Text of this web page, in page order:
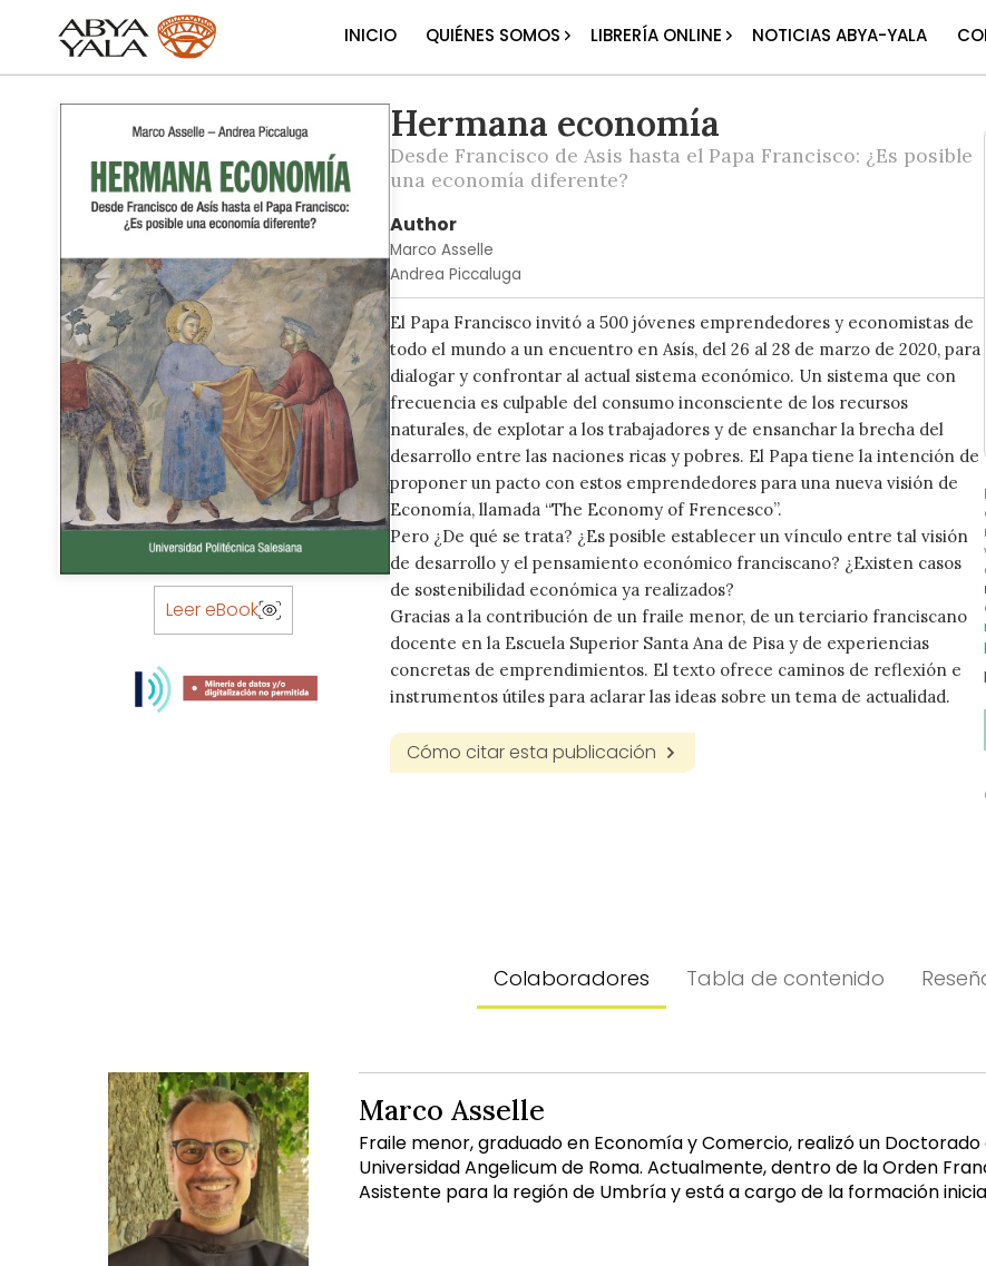
INICIO QUIÉNES SOMOS LIBRERÍA ONLINE NOTICIAS ABYA-YALA
images
gallery
Leer eBook
Hermana economía
Desde Francisco de Asis hasta el Papa Francisco: ¿Es posible
una economía diferente?
Author
Marco Asselle
Andrea Piccaluga
El Papa Francisco invitó a 500 jóvenes emprendedores y economistas de
todo el mundo a un encuentro en Asís, del 26 al 28 de marzo de 2020, para
dialogar y confrontar al actual sistema económico. Un sistema que con
frecuencia es culpable del consumo inconsciente de los recursos
naturales, de explotar a los trabajadores y de ensanchar la brecha del
desarrollo entre las naciones ricas y pobres. El Papa tiene la intención de
proponer un pacto con estos emprendedores para una nueva visión de
Economía, llamada “The Economy of Frencesco”.
Pero ¿De qué se trata? ¿Es posible establecer un vínculo entre tal visión
de desarrollo y el pensamiento económico franciscano? ¿Existen casos
de sostenibilidad económica ya realizados?
Gracias a la contribución de un fraile menor, de un terciario franciscano
docente en la Escuela Superior Santa Ana de Pisa y de experiencias
concretas de emprendimientos. El texto ofrece caminos de reflexión e
instrumentos útiles para aclarar las ideas sobre un tema de actualidad.
Cómo citar esta publicación
Colaboradores
Marco Asselle
Fraile menor, graduado en Economía y Comercio, realizó un
Universidad Angelicum de Roma. Actualmente, dentro de la Orden
Asistente para la región de Umbría y está a cargo de la formación
Tabla de contenido